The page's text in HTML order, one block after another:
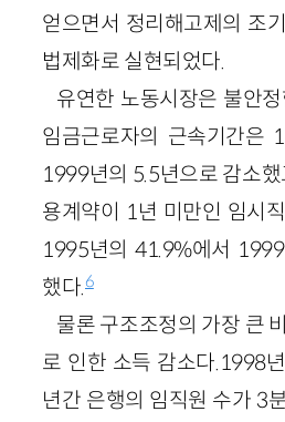
얻으면서 정리해고제의 조
법제화로 실현되었다.
유연한 노동시장은 불안
임금근로자의 근속기간은
1999년의 5.5년으로 감소
용계약이 1년 미만인 임시
1995년의 41.9%에서
했다.6
물론 구조조정의 가장 큰
로 인한 소득 감소다.1998
년간 은행의 임직원 수가 3